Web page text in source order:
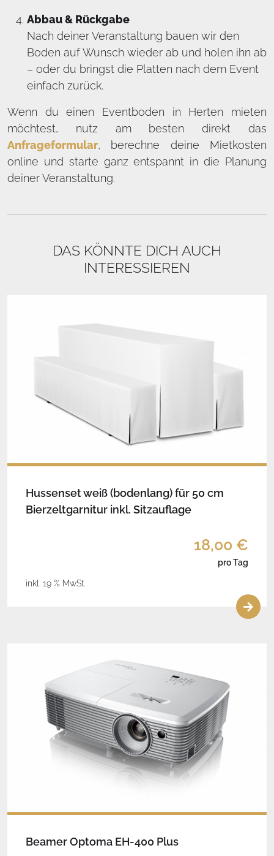
Abbau & Rückgabe
Nach deiner Veranstaltung bauen wir den
Boden auf Wunsch wieder ab und holen ihn ab
– oder du bringst die Platten nach dem Event
einfach zurück.
Wenn du einen Eventboden in Herten mieten
möchtest, nutz am besten direkt das
Anfrageformular, berechne deine Mietkosten
online und starte ganz entspannt in die Planung
deiner Veranstaltung.
DAS KÖNNTE DICH AUCH
INTERESSIEREN
Hussenset weiß (bodenlang) für 50 cm
Bierzeltgarnitur inkl. Sitzauflage
18,00 €
pro Tag
inkl. 19 % MwSt.
Beamer Optoma EH-400 Plus